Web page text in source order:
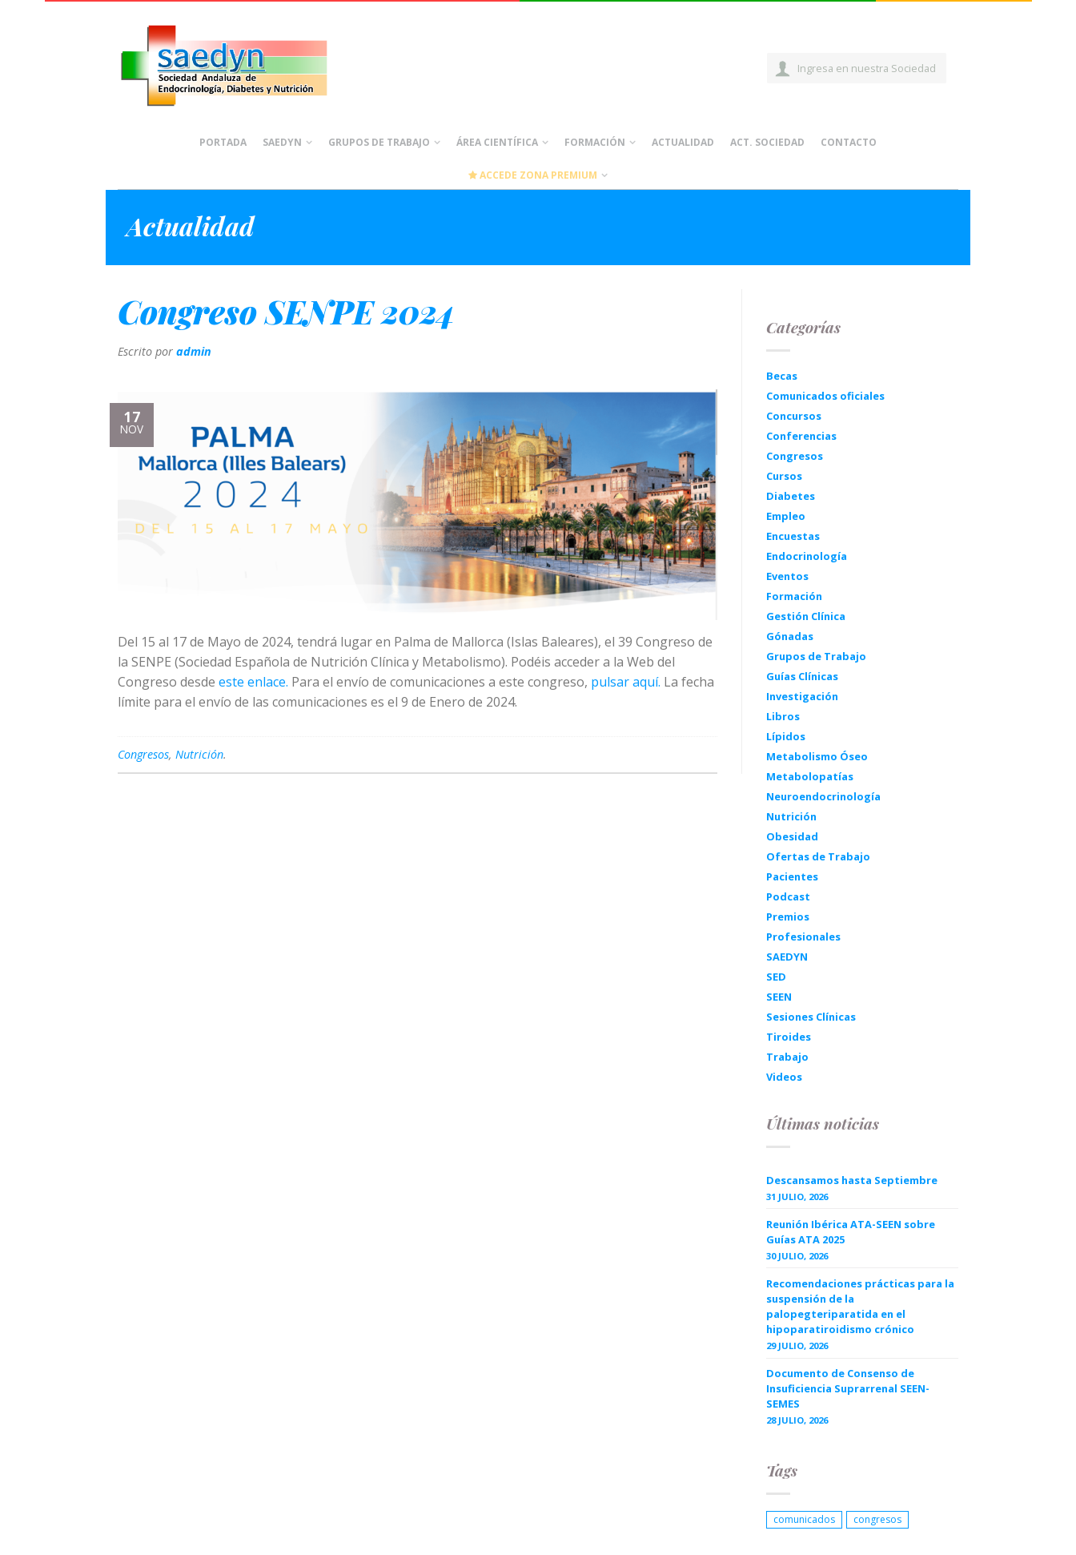
Ingresa en nuestra Sociedad
PORTADA SAEDYN GRUPOS DE TRABAJO ÁREA CIENTÍFICA FORMACIÓN ACTUALIDAD ACT. SOCIEDAD CONTACTO
ACCEDE ZONA PREMIUM
Actualidad
Congreso SENPE 2024
Escrito por admin
17
NOV
Del 15 al 17 de Mayo de 2024, tendrá lugar en Palma de Mallorca (Islas Baleares), el 39 Congreso de
la SENPE (Sociedad Española de Nutrición Clínica y Metabolismo). Podéis acceder a la Web del
Congreso desde este enlace. Para el envío de comunicaciones a este congreso, pulsar aquí. La fecha
límite para el envío de las comunicaciones es el 9 de Enero de 2024.
Congresos, Nutrición.
Categorías
Becas
Comunicados oficiales
Concursos
Conferencias
Congresos
Cursos
Diabetes
Empleo
Encuestas
Endocrinología
Eventos
Formación
Gestión Clínica
Gónadas
Grupos de Trabajo
Guías Clínicas
Investigación
Libros
Lípidos
Metabolismo Óseo
Metabolopatías
Neuroendocrinología
Nutrición
Obesidad
Ofertas de Trabajo
Pacientes
Podcast
Premios
Profesionales
SAEDYN
SED
SEEN
Sesiones Clínicas
Tiroides
Trabajo
Videos
Últimas noticias
Descansamos hasta Septiembre
31 JULIO, 2026
Reunión Ibérica ATA-SEEN sobre
Guías ATA 2025
30 JULIO, 2026
Recomendaciones prácticas para la
suspensión de la
palopegteriparatida en el
hipoparatiroidismo crónico
29 JULIO, 2026
Documento de Consenso de
Insuficiencia Suprarrenal SEEN-
SEMES
28 JULIO, 2026
Tags
comunicados congresos